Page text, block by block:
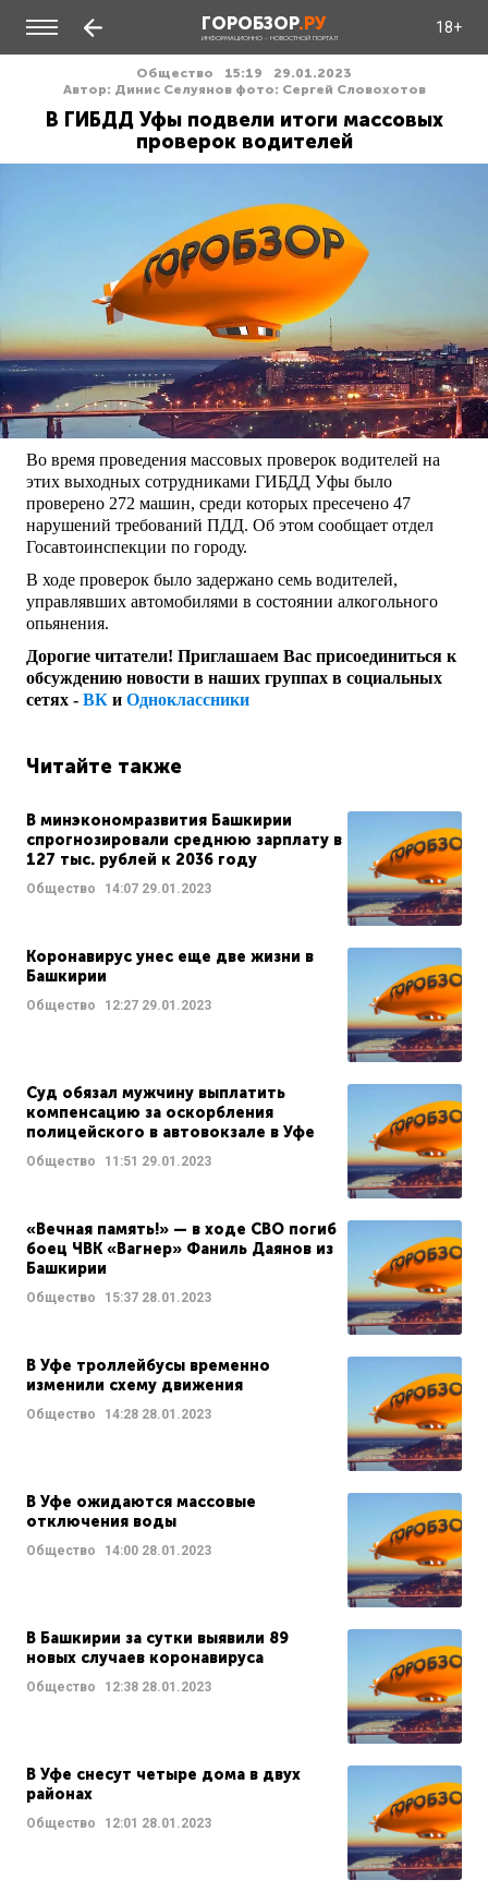
ГОРОБЗОР.РУ
ИНФОРМАЦИОННО - НОВОСТНОЙ ПОРТАЛ
18+
Общество 15:19
29.01.2023
Автор: Динис Селуянов фото: Сергей Словохотов
В ГИБДД Уфы подвели итоги массовых
проверок водителей
Во время проведения массовых проверок водителей на
этих выходных сотрудниками ГИБДД Уфы было
проверено 272 машин, среди которых пресечено 47
нарушений требований ПДД. Об этом сообщает отдел
Госавтоинспекции по городу.
В ходе проверок было задержано семь водителей,
управлявших автомобилями в состоянии алкогольного
опьянения.
Дорогие читатели! Приглашаем Вас присоединиться к
обсуждению новости в наших группах в социальных
сетях - ВК и Одноклассники
Читайте также
В минэкономразвития Башкирии
спрогнозировали среднюю зарплату в
127 тыс. рублей к 2036 году
Общество 14:07 29.01.2023
Коронавирус унес еще две жизни в
Башкирии
Общество 12:27 29.01.2023
Суд обязал мужчину выплатить
компенсацию за оскорбления
полицейского в автовокзале в Уфе
Общество 11:51 29.01.2023
«Вечная память!» — в ходе СВО погиб
боец ЧВК «Вагнер» Фаниль Даянов из
Башкирии
Общество 15:37 28.01.2023
В Уфе троллейбусы временно
изменили схему движения
Общество 14:28 28.01.2023
В Уфе ожидаются массовые
отключения воды
Общество 14:00 28.01.2023
В Башкирии за сутки выявили 89
новых случаев коронавируса
Общество 12:38 28.01.2023
В Уфе снесут четыре дома в двух
районах
Общество 12:01 28.01.2023